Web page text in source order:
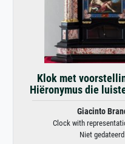
Klok met
Hiëronymus die
Giacinto
Clock with
Niet